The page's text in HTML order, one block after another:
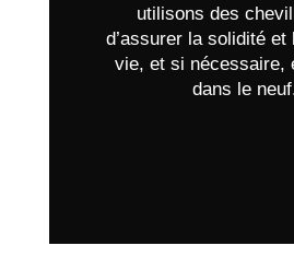
utilisons des
d’assurer la solidité et
vie, et si nécessaire,
dans le